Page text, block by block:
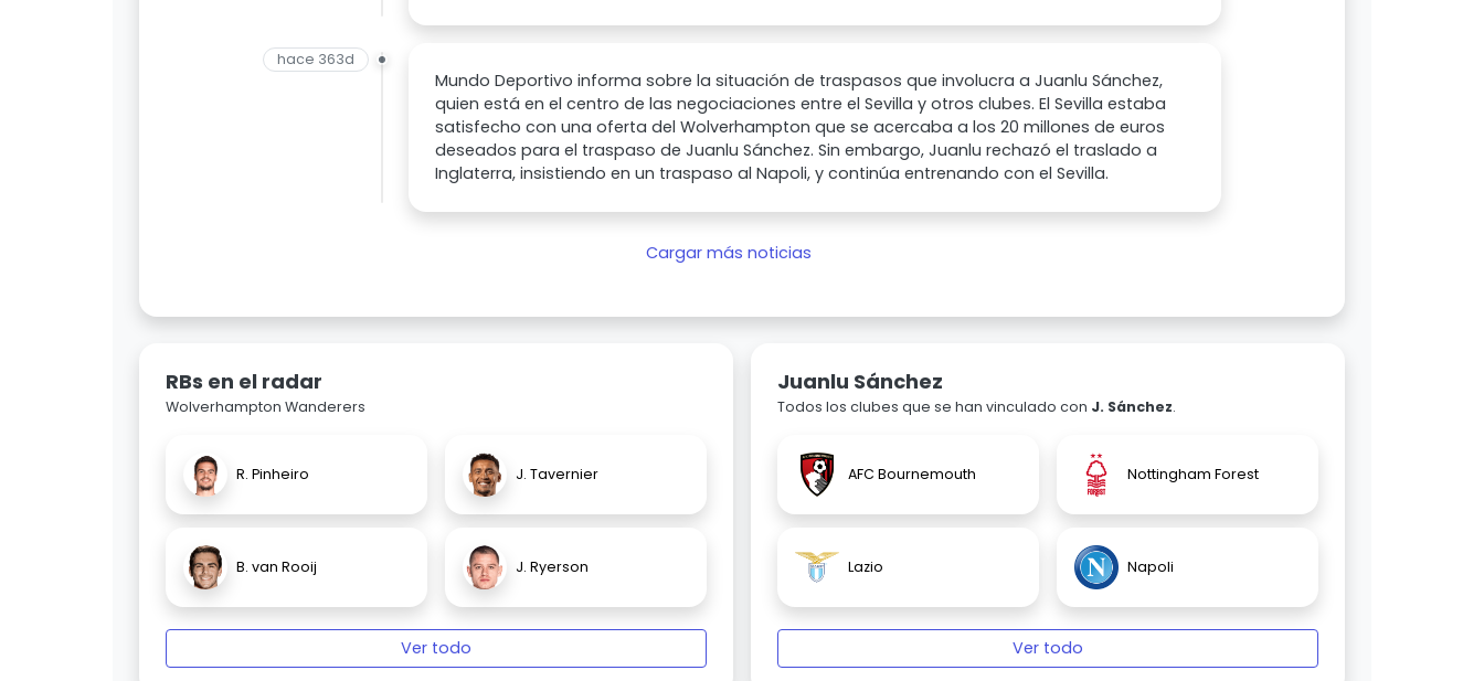
hace 363d
Mundo Deportivo informa sobre la situación de traspasos que involucra a Juanlu Sánchez,
quien está en el centro de las negociaciones entre el Sevilla y otros clubes. El Sevilla estaba
satisfecho con una oferta del Wolverhampton que se acercaba a los 20 millones de euros
deseados para el traspaso de Juanlu Sánchez. Sin embargo, Juanlu rechazó el traslado a
Inglaterra, insistiendo en un traspaso al Napoli, y continúa entrenando con el Sevilla.
Cargar más noticias
RBs en el radar
Wolverhampton Wanderers
R. Pinheiro J. Tavernier
B. van Rooij J. Ryerson
Ver todo
Juanlu Sánchez
Todos los clubes que se han vinculado con J. Sánchez.
AFC Bournemouth Nottingham Forest
Lazio Napoli
Ver todo